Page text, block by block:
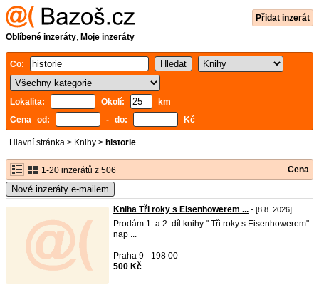
Přidat inzerát
Oblíbené inzeráty, Moje inzeráty
Co:
Lokalita: Okolí:
km
Cena od:
- do: Kč
Hlavní stránka > Knihy > historie
1-20 inzerátů z 506 Cena
Nové inzeráty e-mailem
Kniha Tři roky s Eisenhowerem ... - [8.8. 2026]
Prodám 1. a 2. díl knihy " Tři roky s Eisenhowerem"
nap ...
Praha 9 - 198 00
500 Kč